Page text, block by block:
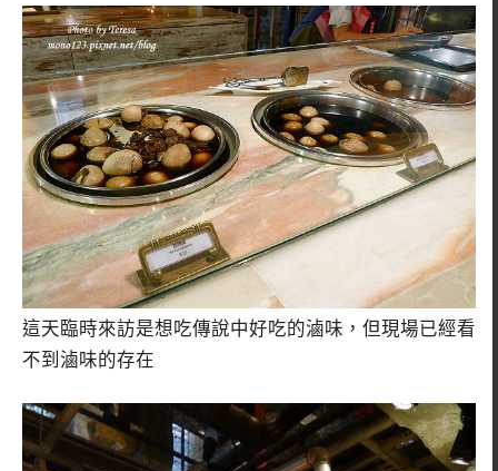
這天臨時來訪是想吃傳說中好吃的滷味，但現場已經看
不到滷味的存在